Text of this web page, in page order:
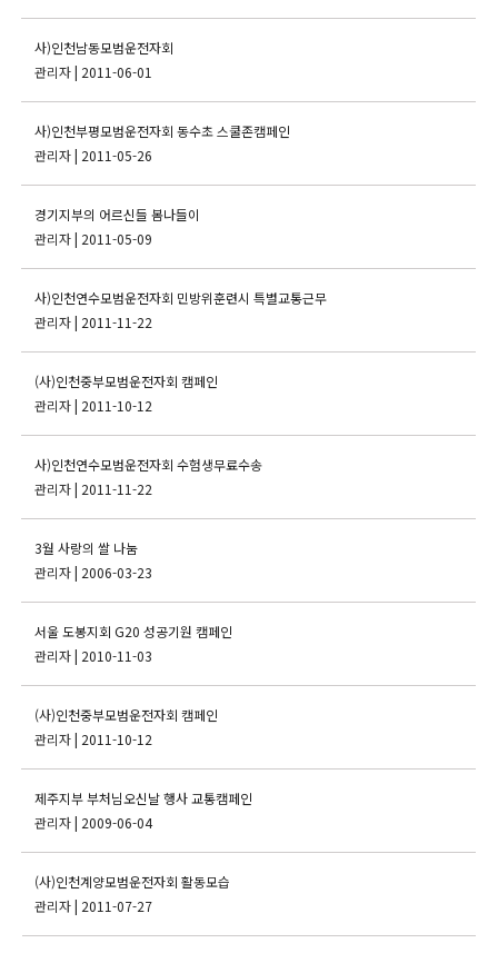
사)인천남동모범운전자회
관리자| 2011-06-01
사)인천부평모범운전자회 동수초 스쿨존캠페인
관리자| 2011-05-26
경기지부의 어르신들 봄나들이
관리자| 2011-05-09
사)인천연수모범운전자회 민방위훈련시 특별교통근무
관리자| 2011-11-22
(사)인천중부모범운전자회 캠페인
관리자| 2011-10-12
사)인천연수모범운전자회 수험생무료수송
관리자| 2011-11-22
3월 사랑의 쌀 나눔
관리자| 2006-03-23
서울 도봉지회 G20 성공기원 캠페인
관리자| 2010-11-03
(사)인천중부모범운전자회 캠페인
관리자| 2011-10-12
제주지부 부처님오신날 행사 교통캠페인
관리자| 2009-06-04
(사)인천계양모범운전자회 활동모습
관리자| 2011-07-27